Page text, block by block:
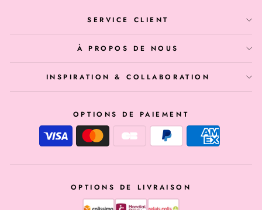
SERVICE CLIENT
À PROPOS DE NOUS
INSPIRATION & COLLABORATION
OPTIONS DE PAIEMENT
OPTIONS DE LIVRAISON